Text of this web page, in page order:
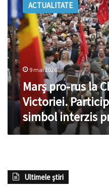
rus
la
Chișinău
de
Ziua
Victoriei.
Participanții
au
afișat
un
simbol
interzis
prin
ACTUALITATE
9 mai 2026
Marș pro-rus la
Victoriei.
simbol interzis
Ultimele știri